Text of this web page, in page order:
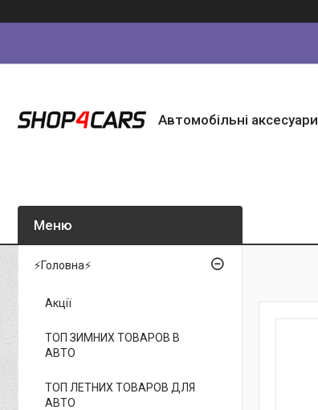
Автомобільні аксесуари
⚡Головна⚡
Акції
ТОП ЗИМНИХ ТОВАРОВ В
АВТО
ТОП ЛЕТНИХ ТОВАРОВ ДЛЯ
АВТО